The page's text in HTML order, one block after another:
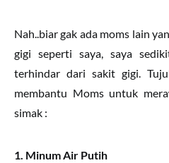
Nah..biar gak ada moms lain
gigi seperti saya, saya
terhindar dari sakit gigi.
membantu Moms untuk
simak :
1. Minum Air Putih